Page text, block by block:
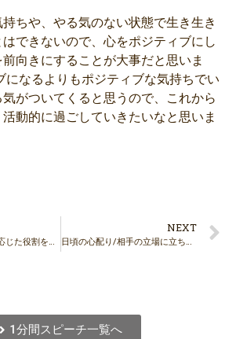
ちや、やる気のない状態で生き生き
できないので、心をポジティブにし
向きにすることが大事だと思いま
になるよりもポジティブな気持ちでい
がついてくると思うので、これから
動的に過ごしていきたいなと思いま
立場と役割/立場に応じた役割を果たしましょう
NEXT
日頃の心配り/相手の立場に立ちましょう
1分間スピーチ一覧へ